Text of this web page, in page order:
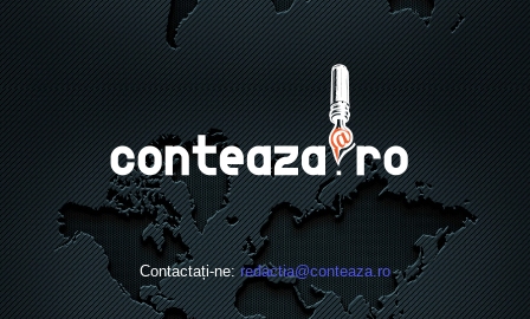
Contactați-ne:redactia@conteaza.ro